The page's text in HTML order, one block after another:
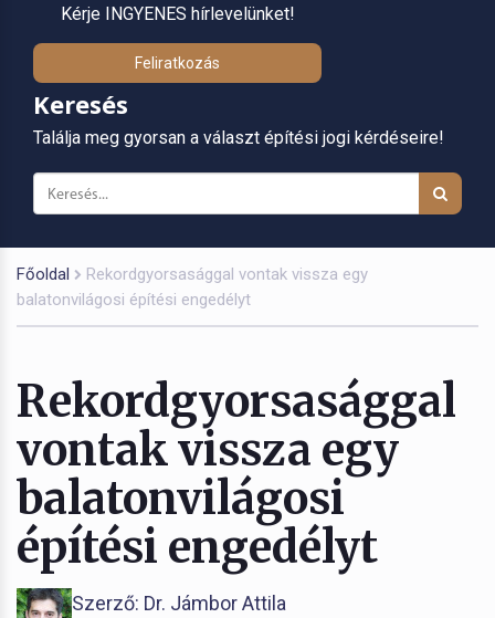
Kérje INGYENES hírlevelünket!
Feliratkozás
Keresés
Találja meg gyorsan a választ építési jogi kérdéseire!
Főoldal
Rekordgyorsasággal vontak vissza egy
balatonvilágosi építési engedélyt
Rekordgyorsasággal
vontak vissza egy
balatonvilágosi
építési engedélyt
Szerző: Dr. Jámbor Attila